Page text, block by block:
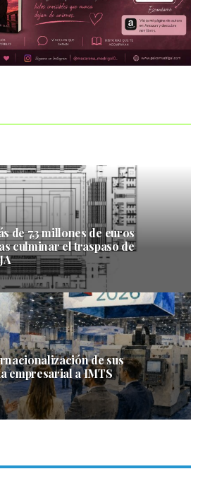
de 7,3 millones de euros
culminar el traspaso de
de sus
empresarial a IMTS